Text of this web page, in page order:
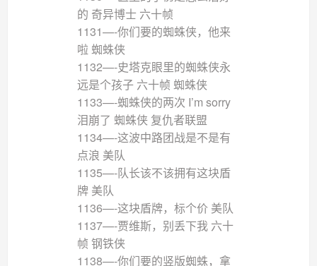
的 奇异博士 六十帧
1131—-你们要的蜘蛛侠，他来
啦 蜘蛛侠
1132—-史塔克眼里的蜘蛛侠永
远是个孩子 六十帧 蜘蛛侠
1133—-蜘蛛侠的两次 I’m sorry
泪崩了 蜘蛛侠 复仇者联盟
1134—-这波中路团战是不是有
点浪 美队
1135—-队长该不该拥有这块盾
牌 美队
1136—-这块盾牌，标个价 美队
1137—-贾维斯，别丢下我 六十
帧 钢铁侠
1138—-你们要的竖版蜘蛛，拿